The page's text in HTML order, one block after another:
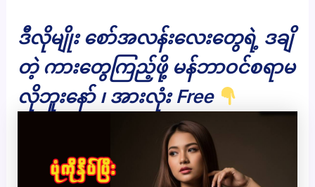
ဒီလိုမျိုး စော်အလန်းလေးတွေရဲ့ ဒချိ
တဲ့ ကားတွေကြည့်ဖို့ မန်ဘာဝင်စရာမ
လိုဘူးနော် ၊ အားလုံး Free